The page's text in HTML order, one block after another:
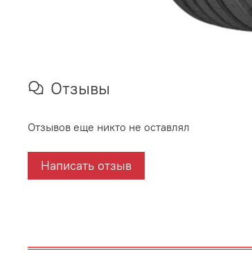
Отзывы
Отзывов еще никто не оставлял
Написать отзыв